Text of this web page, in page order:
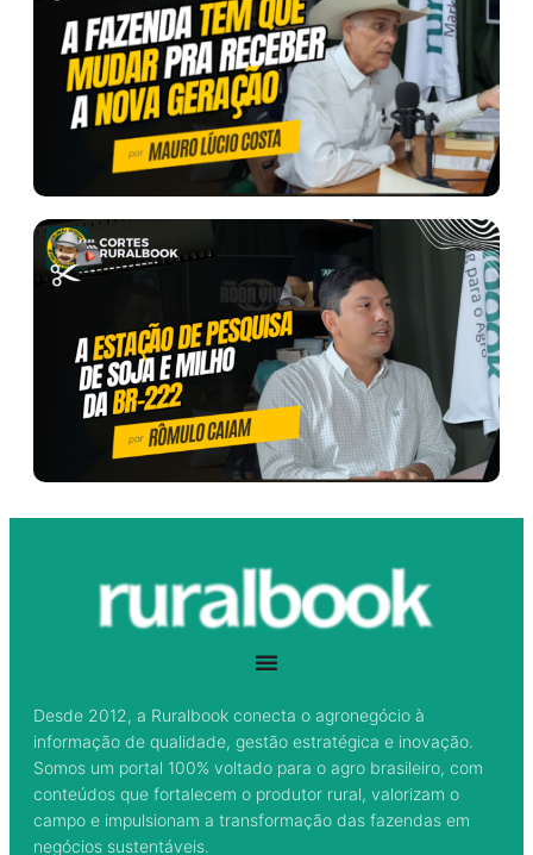
Desde 2012, a Ruralbook conecta o agronegócio à
informação de qualidade, gestão estratégica e inovação.
Somos um portal 100% voltado para o agro brasileiro, com
conteúdos que fortalecem o produtor rural, valorizam o
campo e impulsionam a transformação das fazendas em
negócios sustentáveis.